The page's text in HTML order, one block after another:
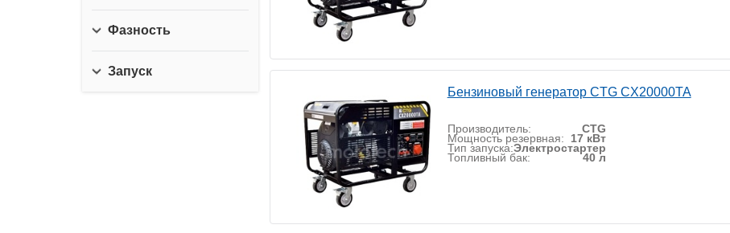
Фазность
Запуск
Бензиновый генератор CTG CX20000TA
Производитель: CTG
Мощность резервная: 17 кВт
Тип запуска:Электростартер
Топливный бак: 40 л